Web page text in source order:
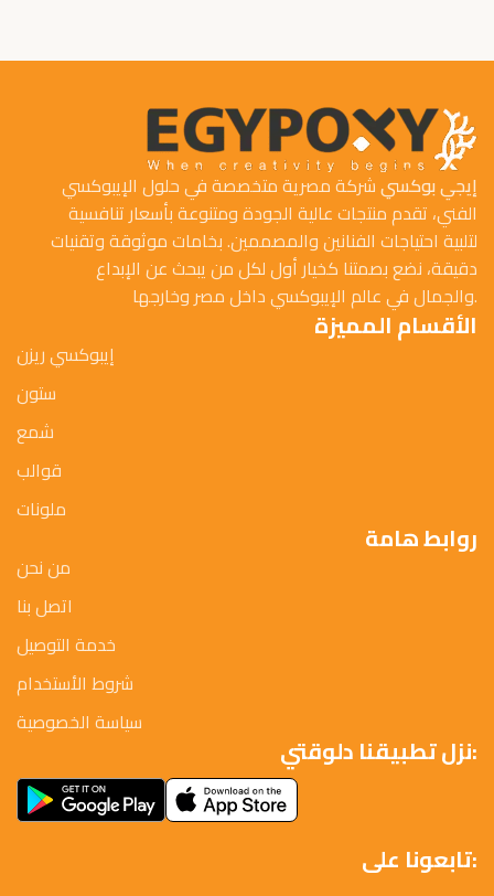
إيجي بوكسيشركة مصرية متخصصة في حلول الإيبوكسي
الفني، تقدم منتجات عالية الجودة ومتنوعة بأسعار تنافسية
لتلبية احتياجات الفنانين والمصممين. بخامات موثوقة وتقنيات
دقيقة، نضع بصمتنا كخيار أول لكل من يبحث عن الإبداع
والجمال في عالم الإيبوكسي داخل مصر وخارجها.
الأقسام المميزة
إيبوكسي ريزن
ستون
شمع
قوالب
ملونات
روابط هامة
من نحن
اتصل بنا
خدمة التوصيل
شروط الأستخدام
سياسة الخصوصية
نزل تطبيقنا دلوقتي:
تابعونا على: